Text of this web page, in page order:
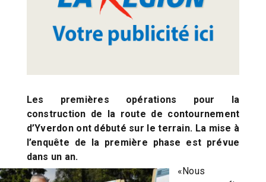
Les premières opérations pour la
construction de la route de contournement
d’Yverdon ont débuté sur le terrain. La mise à
l’enquête de la première phase est prévue
dans un an.
«Nous